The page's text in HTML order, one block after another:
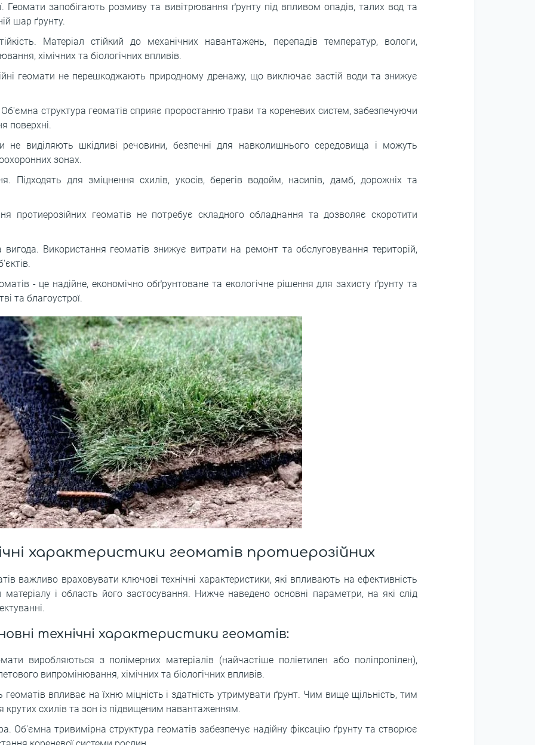
Геомати запобігають розмиву та вивітрювання ґрунту під впливом опадів, талих вод та
шар ґрунту.
Матеріал стійкий до механічних навантажень, перепадів температур, вологи,
хімічних та біологічних впливів.
геомати не перешкоджають природному дренажу, що виключає застій води та знижує
структура геоматів сприяє проростанню трави та кореневих систем, забезпечуючи
поверхні.
не виділяють шкідливі речовини, безпечні для навколишнього середовища і можуть
зонах.
Підходять для зміцнення схилів, укосів, берегів водойм, насипів, дамб, дорожніх та
протиерозійних геоматів не потребує складного обладнання та дозволяє скоротити
вигода. Використання геоматів знижує витрати на ремонт та обслуговування територій,
- це надійне, економічно обґрунтоване та екологічне рішення для захисту ґрунту та
та благоустрої.
характеристики геоматів протиерозійних
важливо враховувати ключові технічні характеристики, які впливають на ефективність
матеріалу і область його застосування. Нижче наведено основні параметри, на які слід
технічні характеристики геоматів:
виробляються з полімерних матеріалів (найчастіше поліетилен або поліпропілен),
випромінювання, хімічних та біологічних впливів.
геоматів впливає на їхню міцність і здатність утримувати ґрунт. Чим вище щільність, тим
крутих схилів та зон із підвищеним навантаженням.
Об'ємна тривимірна структура геоматів забезпечує надійну фіксацію ґрунту та створює